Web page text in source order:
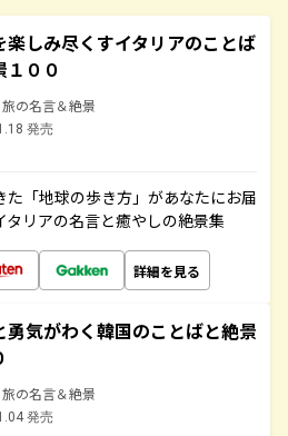
楽しみ尽くすイタリアのことば
１００
旅の名言＆絶景
発売
「地球の歩き方」があなたにお届
タリアの名言と癒やしの絶景集
詳細を見る
勇気がわく韓国のことばと絶景
旅の名言＆絶景
発売